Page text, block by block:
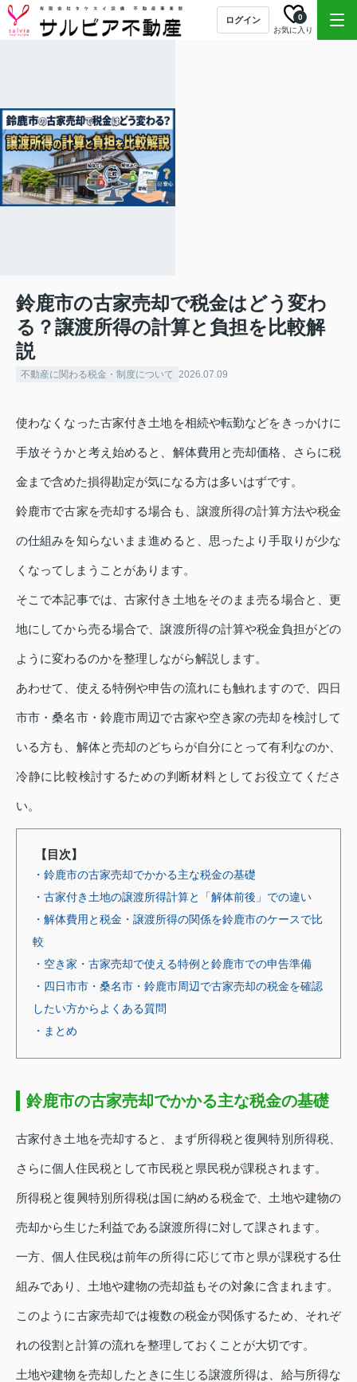
ログイン
お気に入り
0
鈴鹿市の古家売却で税金はどう変わ
る？譲渡所得の計算と負担を比較解
説
不動産に関わる税金・制度について 2026.07.09
使わなくなった古家付き土地を相続や転勤などをきっかけに
手放そうかと考え始めると、解体費用と売却価格、さらに税
金まで含めた損得勘定が気になる方は多いはずです。
鈴鹿市で古家を売却する場合も、譲渡所得の計算方法や税金
の仕組みを知らないまま進めると、思ったより手取りが少な
くなってしまうことがあります。
そこで本記事では、古家付き土地をそのまま売る場合と、更
地にしてから売る場合で、譲渡所得の計算や税金負担がどの
ように変わるのかを整理しながら解説します。
あわせて、使える特例や申告の流れにも触れますので、四日
市市・桑名市・鈴鹿市周辺で古家や空き家の売却を検討して
いる方も、解体と売却のどちらが自分にとって有利なのか、
冷静に比較検討するための判断材料としてお役立てくださ
い。
【目次】
・鈴鹿市の古家売却でかかる主な税金の基礎
・古家付き土地の譲渡所得計算と「解体前後」での違い
・解体費用と税金・譲渡所得の関係を鈴鹿市のケースで比
較
・空き家・古家売却で使える特例と鈴鹿市での申告準備
・四日市市・桑名市・鈴鹿市周辺で古家売却の税金を確認
したい方からよくある質問
・まとめ
鈴鹿市の古家売却でかかる主な税金の基礎
古家付き土地を売却すると、まず所得税と復興特別所得税、
さらに個人住民税として市民税と県民税が課税されます。
所得税と復興特別所得税は国に納める税金で、土地や建物の
売却から生じた利益である譲渡所得に対して課されます。
一方、個人住民税は前年の所得に応じて市と県が課税する仕
組みであり、土地や建物の売却益もその対象に含まれます。
このように古家売却では複数の税金が関係するため、それぞ
れの役割と計算の流れを整理しておくことが大切です。
土地や建物を売却したときに生じる譲渡所得は、給与所得な